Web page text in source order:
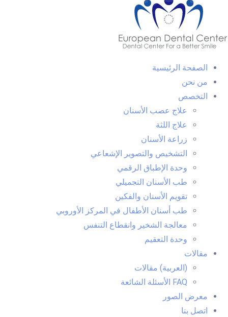
الصفحة الرئيسية
من نحن
التخصص
علاج عصب الأسنان
علاج اللثة
زراعة الأسنان
التشخيص والتصوير الإشعاعي
وحدة الإطباق الرقمي
طب الأسنان التجميلي
تقويم الأسنان والفكين
طب أسنان الأطفال في المركز الأوروبي
معالجة الشخير وانقطاع التنفس
وحدة التعقيم
مقالات
(العربية) مقالات
FAQ الأسئلة الشائعة
معرض الصور
اتصل بنا